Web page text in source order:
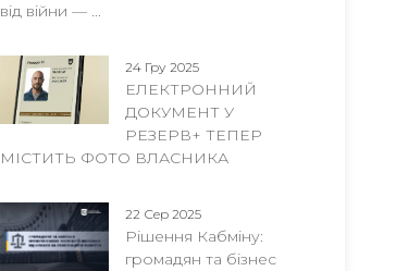
від війни — ...
24 Гру 2025
ЕЛЕКТРОННИЙ
ДОКУМЕНТ У
РЕЗЕРВ+ ТЕПЕР
МІСТИТЬ ФОТО ВЛАСНИКА
22 Сер 2025
Рішення Кабміну:
громадян та бізнес